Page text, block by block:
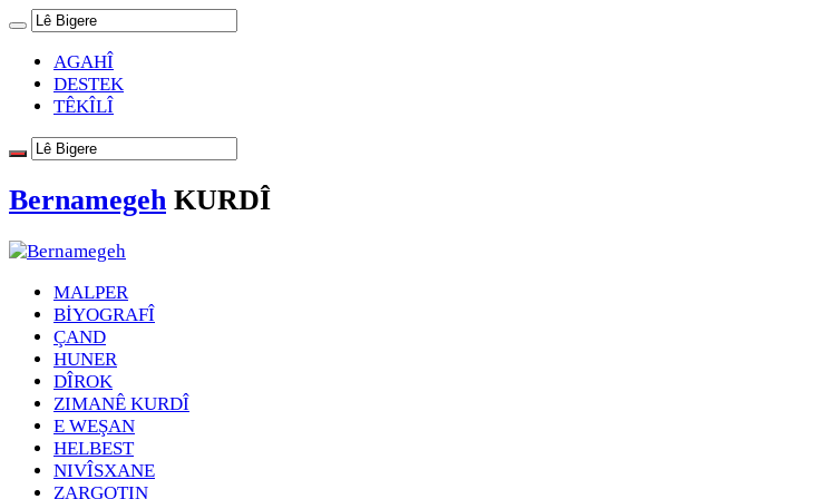
AGAHÎ
DESTEK
TÊKÎLÎ
Bernamegeh KURDÎ
MALPER
BİYOGRAFÎ
ÇAND
HUNER
DÎROK
ZIMANÊ KURDÎ
E WEŞAN
HELBEST
NIVÎSXANE
ZARGOTIN